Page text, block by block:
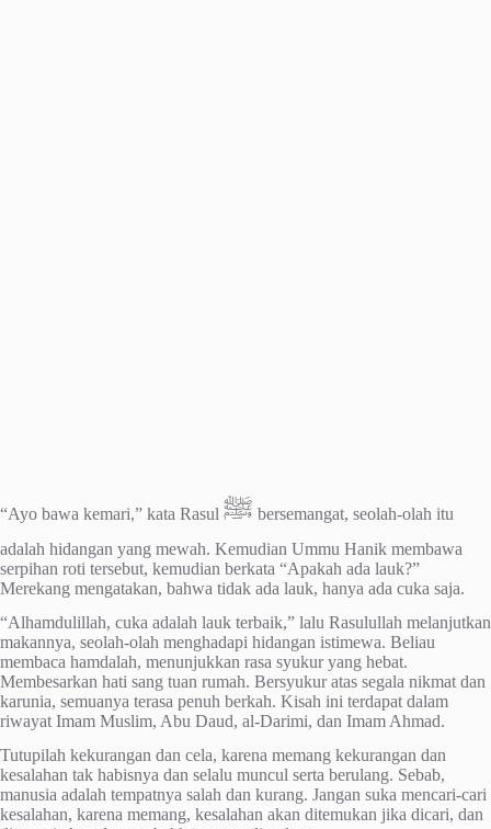
“Ayo bawa kemari,” kata Rasul ﷺ bersemangat, seolah-olah itu
adalah hidangan yang mewah. Kemudian Ummu Hanik membawa
serpihan roti tersebut, kemudian berkata “Apakah ada lauk?”
Merekang mengatakan, bahwa tidak ada lauk, hanya ada cuka saja.
“Alhamdulillah, cuka adalah lauk terbaik,” lalu Rasulullah melanjutkan
makannya, seolah-olah menghadapi hidangan istimewa. Beliau
membaca hamdalah, menunjukkan rasa syukur yang hebat.
Membesarkan hati sang tuan rumah. Bersyukur atas segala nikmat dan
karunia, semuanya terasa penuh berkah. Kisah ini terdapat dalam
riwayat Imam Muslim, Abu Daud, al-Darimi, dan Imam Ahmad.
Tutupilah kekurangan dan cela, karena memang kekurangan dan
kesalahan tak habisnya dan selalu muncul serta berulang. Sebab,
manusia adalah tempatnya salah dan kurang. Jangan suka mencari-cari
kesalahan, karena memang, kesalahan akan ditemukan jika dicari, dan